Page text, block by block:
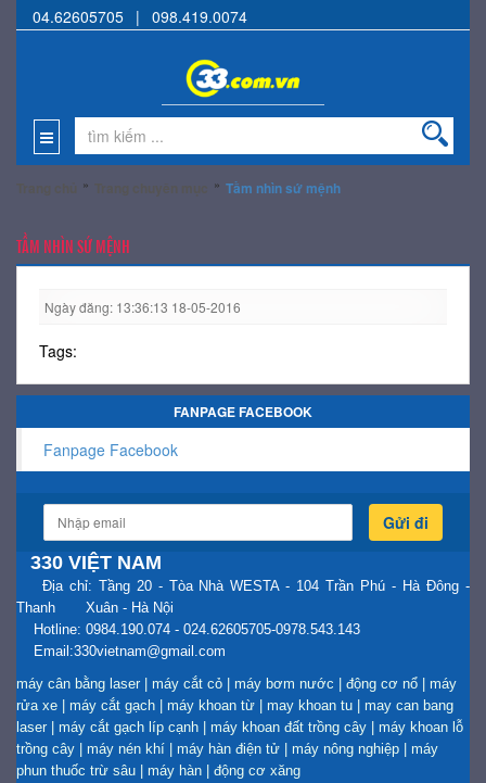
04.62605705 | 098.419.0074
Trang chủ » Trang chuyên mục » Tầm nhìn sứ mệnh
TẦM NHÌN SỨ MỆNH
Ngày đăng: 13:36:13 18-05-2016
Tags:
FANPAGE FACEBOOK
Fanpage Facebook
Gửi đi
330 VIỆT NAM
Địa chỉ: Tầng 20 - Tòa Nhà WESTA - 104 Trần Phú - Hà Đông -
Thanh Xuân - Hà Nội
Hotline: 0984.190.074 - 024.62605705-0978.543.143
Email:330vietnam@gmail.com
máy cân bằng laser | máy cắt cỏ | máy bơm nước | động cơ nổ | máy
rửa xe | máy cắt gạch | máy khoan từ | may khoan tu | may can bang
laser | máy cắt gạch líp cạnh | máy khoan đất trồng cây | máy khoan lỗ
trồng cây | máy nén khí | máy hàn điện tử | máy nông nghiệp | máy
phun thuốc trừ sâu | máy hàn | động cơ xăng